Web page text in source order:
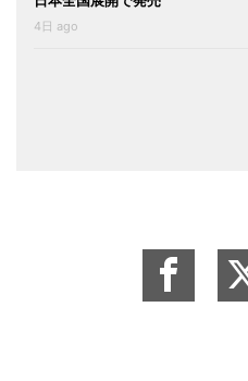
4日 ago